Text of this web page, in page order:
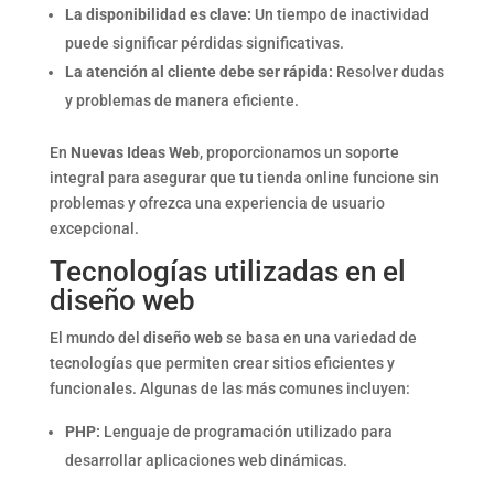
La disponibilidad es clave: Un tiempo de inactividad
puede significar pérdidas significativas.
La atención al cliente debe ser rápida: Resolver dudas
y problemas de manera eficiente.
En Nuevas Ideas Web, proporcionamos un soporte
integral para asegurar que tu tienda online funcione sin
problemas y ofrezca una experiencia de usuario
excepcional.
Tecnologías utilizadas en el
diseño web
El mundo del diseño webse basa en una variedad de
tecnologías que permiten crear sitios eficientes y
funcionales. Algunas de las más comunes incluyen:
PHP: Lenguaje de programación utilizado para
desarrollar aplicaciones web dinámicas.